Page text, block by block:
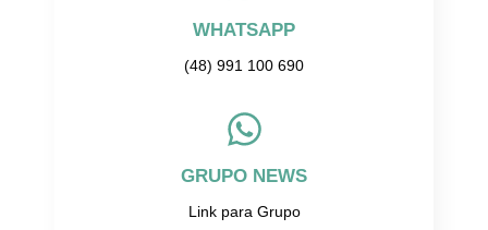
WHATSAPP
(48) 991 100 690
GRUPO NEWS
Link para Grupo